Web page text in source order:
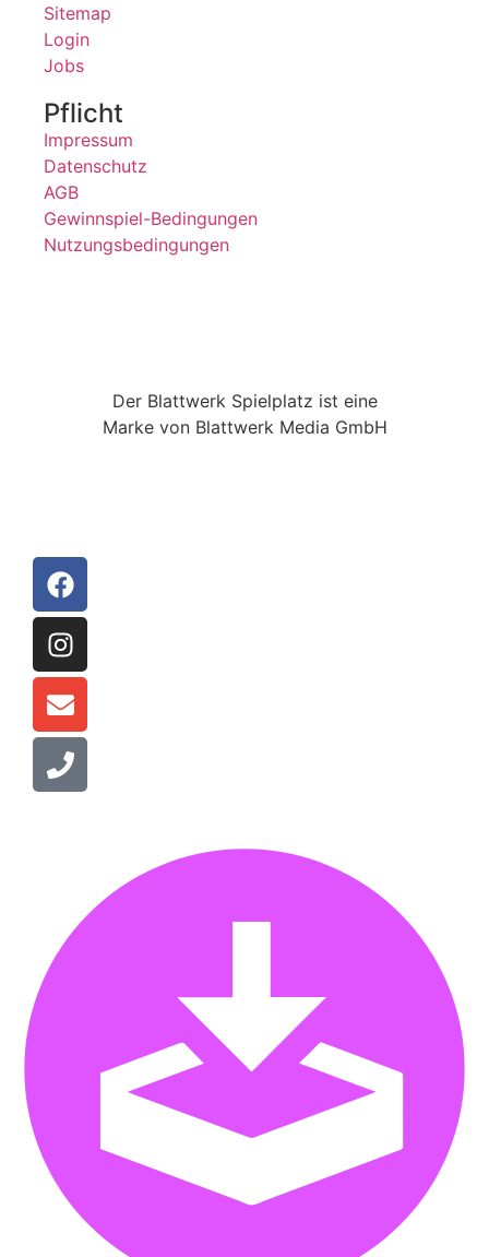
Sitemap
Login
Jobs
Pflicht
Impressum
Datenschutz
AGB
Gewinnspiel-Bedingungen
Nutzungsbedingungen
Der Blattwerk Spielplatz ist eine
Marke von Blattwerk Media GmbH